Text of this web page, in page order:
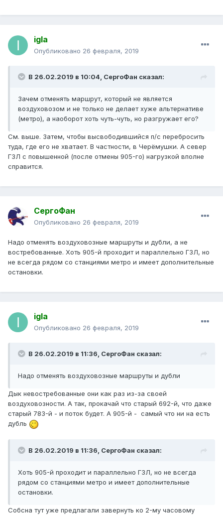
igla
Опубликовано 26 февраля, 2019
В 26.02.2019 в 10:04, СергоФан сказал:
Зачем отменять маршрут, который не является
воздуховозом и не только не делает хуже альтернативе
(метро), а наоборот хоть чуть-чуть, но разгружает его?
См. выше. Затем, чтобы высвободившийся п/с перебросить
туда, где его не хватает. В частности, в Черёмушки. А север
ГЗЛ с повышенной (после отмены 905-го) нагрузкой вполне
справится.
СергоФан
Опубликовано 26 февраля, 2019
Надо отменять воздуховозные маршруты и дубли, а не
востребованные. Хоть 905-й проходит и параллельно ГЗЛ, но
не всегда рядом со станциями метро и имеет дополнительные
остановки.
igla
Опубликовано 26 февраля, 2019
В 26.02.2019 в 11:36, СергоФан сказал:
Надо отменять воздуховозные маршруты и дубли
Дык невостребованные они как раз из-за своей
воздуховозности. А так, прокачай что старый 692-й, что даже
старый 783-й - и поток будет. А 905-й - самый что ни на есть
дубль
В 26.02.2019 в 11:36, СергоФан сказал:
Хоть 905-й проходит и параллельно ГЗЛ, но не всегда
рядом со станциями метро и имеет дополнительные
остановки.
Собсна тут уже предлагали завернуть ко 2-му часовому